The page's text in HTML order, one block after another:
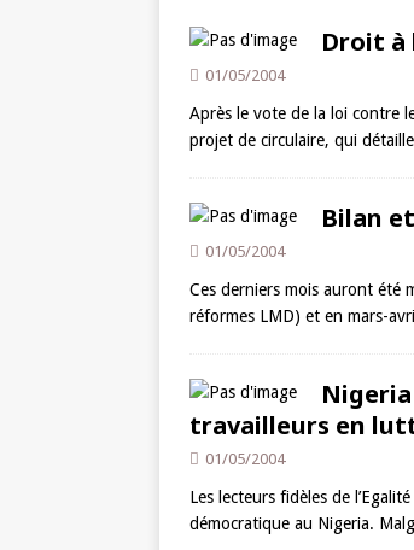
Droit à
01/05/2004
Après le vote de la loi contre
projet de circulaire, qui
Bilan
01/05/2004
Ces derniers mois auront été
réformes LMD) et en mars-
travailleurs en
01/05/2004
Les lecteurs fidèles de
démocratique au Nigeria.